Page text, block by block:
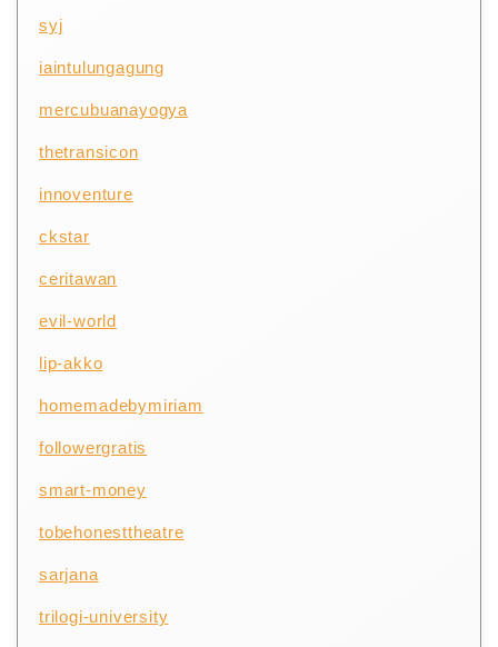
syj
iaintulungagung
mercubuanayogya
thetransicon
innoventure
ckstar
ceritawan
evil-world
lip-akko
homemadebymiriam
followergratis
smart-money
tobehonesttheatre
sarjana
trilogi-university